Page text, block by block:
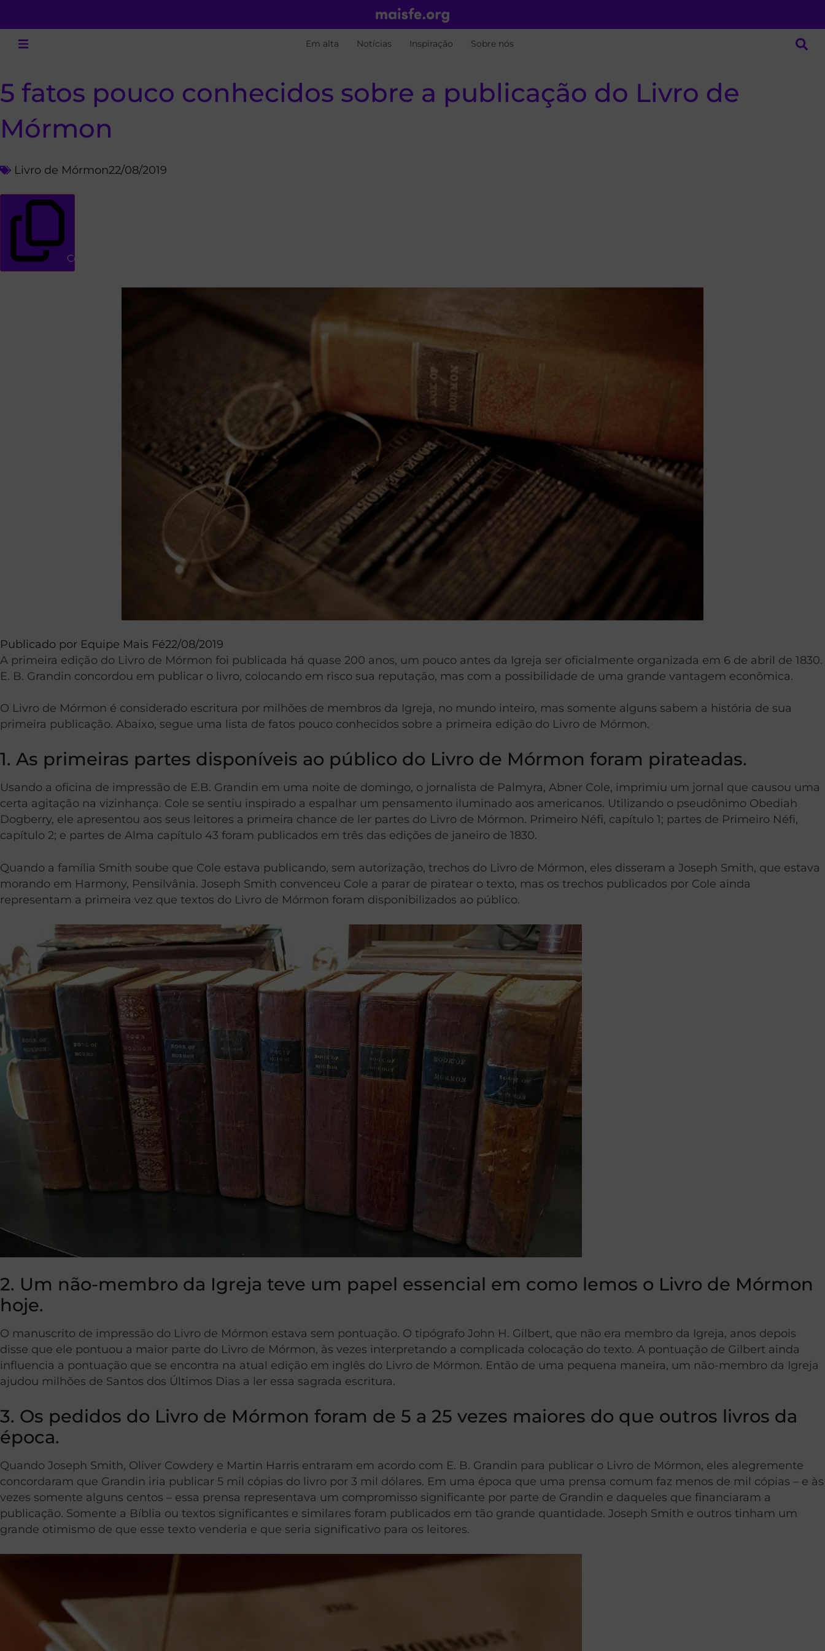
Em alta Notícias Inspiração Sobre nós
5 fatos pouco conhecidos sobre a publicação do Livro de
Mórmon
Livro de Mórmon22/08/2019
Copiar link
Publicado por Equipe Mais Fé22/08/2019
A primeira edição do Livro de Mórmon foi publicada há quase 200 anos, um pouco antes da Igreja ser oficialmente organizada em 6 de abril de 1830.
E. B. Grandin concordou em publicar o livro, colocando em risco sua reputação, mas com a possibilidade de uma grande vantagem econômica.
O Livro de Mórmon é considerado escritura por milhões de membros da Igreja, no mundo inteiro, mas somente alguns sabem a história de sua
primeira publicação. Abaixo, segue uma lista de fatos pouco conhecidos sobre a primeira edição do Livro de Mórmon.
1. As primeiras partes disponíveis ao público do Livro de Mórmon foram pirateadas.
Usando a oficina de impressão de E.B. Grandin em uma noite de domingo, o jornalista de Palmyra, Abner Cole, imprimiu um jornal que causou uma
certa agitação na vizinhança. Cole se sentiu inspirado a espalhar um pensamento iluminado aos americanos. Utilizando o pseudônimo Obediah
Dogberry, ele apresentou aos seus leitores a primeira chance de ler partes do Livro de Mórmon. Primeiro Néfi, capítulo 1; partes de Primeiro Néfi,
capítulo 2; e partes de Alma capítulo 43 foram publicados em três das edições de janeiro de 1830.
Quando a família Smith soube que Cole estava publicando, sem autorização, trechos do Livro de Mórmon, eles disseram a Joseph Smith, que estava
morando em Harmony, Pensilvânia. Joseph Smith convenceu Cole a parar de piratear o texto, mas os trechos publicados por Cole ainda
representam a primeira vez que textos do Livro de Mórmon foram disponibilizados ao público.
2. Um não-membro da Igreja teve um papel essencial em como lemos o Livro de Mórmon
hoje.
O manuscrito de impressão do Livro de Mórmon estava sem pontuação. O tipógrafo John H. Gilbert, que não era membro da Igreja, anos depois
disse que ele pontuou a maior parte do Livro de Mórmon, às vezes interpretando a complicada colocação do texto. A pontuação de Gilbert ainda
influencia a pontuação que se encontra na atual edição em inglês do Livro de Mórmon. Então de uma pequena maneira, um não-membro da Igreja
ajudou milhões de Santos dos Últimos Dias a ler essa sagrada escritura.
3. Os pedidos do Livro de Mórmon foram de 5 a 25 vezes maiores do que outros livros da
época.
Quando Joseph Smith, Oliver Cowdery e Martin Harris entraram em acordo com E. B. Grandin para publicar o Livro de Mórmon, eles alegremente
concordaram que Grandin iria publicar 5 mil cópias do livro por 3 mil dólares. Em uma época que uma prensa comum faz menos de mil cópias – e às
vezes somente alguns centos – essa prensa representava um compromisso significante por parte de Grandin e daqueles que financiaram a
publicação. Somente a Bíblia ou textos significantes e similares foram publicados em tão grande quantidade. Joseph Smith e outros tinham um
grande otimismo de que esse texto venderia e que seria significativo para os leitores.